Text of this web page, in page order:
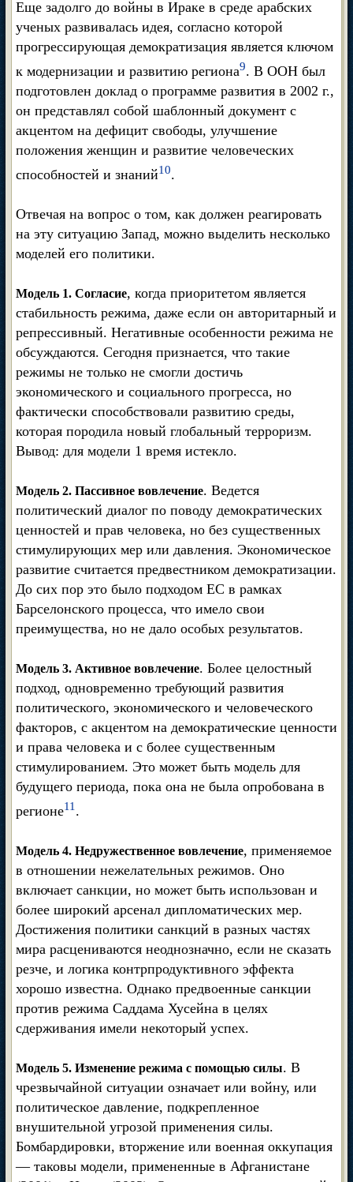
Еще задолго до войны в Ираке в среде арабских
ученых развивалась идея, согласно которой
прогрессирующая демократизация является ключом
к модернизации и развитию региона9. В ООН был
подготовлен доклад о программе развития в 2002 г.,
он представлял собой шаблонный документ с
акцентом на дефицит свободы, улучшение
положения женщин и развитие человеческих
способностей и знаний10.
Отвечая на вопрос о том, как должен реагировать
на эту ситуацию Запад, можно выделить несколько
моделей его политики.
Модель 1. Согласие, когда приоритетом является
стабильность режима, даже если он авторитарный и
репрессивный. Негативные особенности режима не
обсуждаются. Сегодня признается, что такие
режимы не только не смогли достичь
экономического и социального прогресса, но
фактически способствовали развитию среды,
которая породила новый глобальный терроризм.
Вывод: для модели 1 время истекло.
Модель 2. Пассивное вовлечение. Ведется
политический диалог по поводу демократических
ценностей и прав человека, но без существенных
стимулирующих мер или давления. Экономическое
развитие считается предвестником демократизации.
До сих пор это было подходом ЕС в рамках
Барселонского процесса, что имело свои
преимущества, но не дало особых результатов.
Модель 3. Активное вовлечение. Более целостный
подход, одновременно требующий развития
политического, экономического и человеческого
факторов, с акцентом на демократические ценности
и права человека и с более существенным
стимулированием. Это может быть модель для
будущего периода, пока она не была опробована в
регионе11 .
Модель 4. Недружественное вовлечение, применяемое
в отношении нежелательных режимов. Оно
включает санкции, но может быть использован и
более широкий арсенал дипломатических мер.
Достижения политики санкций в разных частях
мира расцениваются неоднозначно, если не сказать
резче, и логика контрпродуктивного эффекта
хорошо известна. Однако предвоенные санкции
против режима Саддама Хусейна в целях
сдерживания имели некоторый успех.
Модель 5. Изменение режима с помощью силы. В
чрезвычайной ситуации означает или войну, или
политическое давление, подкрепленное
внушительной угрозой применения силы.
Бомбардировки, вторжение или военная оккупация
— таковы модели, примененные в Афганистане